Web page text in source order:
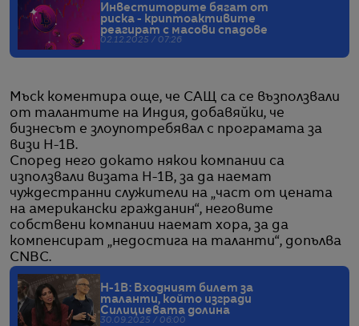
Инвеститорите бягат от
риска - криптоактивите
реагират с масови спадове
02.12.2025 / 07:26
Мъск коментира още, че САЩ са се възползвали
от талантите на Индия, добавяйки, че
бизнесът е злоупотребявал с програмата за
визи H-1B.
Според него докато някои компании са
използвали визата H-1B, за да наемат
чуждестранни служители на „част от цената
на американски гражданин“, неговите
собствени компании наемат хора, за да
компенсират „недостига на таланти“, допълва
CNBC.
H-1B: Входният билет за
таланти, който изгради
Силициевата долина
30.09.2025 / 06:00